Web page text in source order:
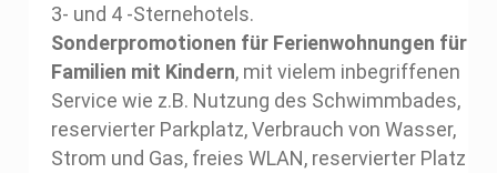
3- und 4 -Sternehotels.
Sonderpromotionen für Ferienwohnungen für
Familien mit Kindern, mit vielem inbegriffenen
Service wie z.B. Nutzung des Schwimmbades,
reservierter Parkplatz, Verbrauch von Wasser,
Strom und Gas, freies WLAN, reservierter Platz